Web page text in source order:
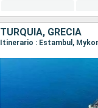
TURQUÍA, GRECIA
Itinerario : Estambul,